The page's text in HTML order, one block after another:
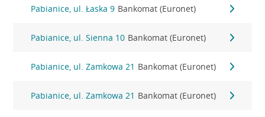
Pabianice, ul. Łaska 9 Bankomat (Euronet)
Pabianice, ul. Sienna 10 Bankomat (Euronet)
Pabianice, ul. Zamkowa 21 Bankomat (Euronet)
Pabianice, ul. Zamkowa 21 Bankomat (Euronet)